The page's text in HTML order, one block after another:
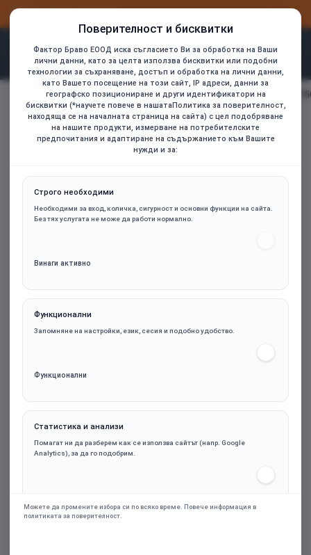
Поверителност и бисквитки
Фактор Браво ЕООД иска съгласието Ви за обработка на Ваши
лични данни, като за целта използва бисквитки или подобни
технологии за съхраняване, достъп и обработка на лични данни,
като Вашето посещение на този сайт, IP адреси, данни за
географско позициониране и други идентификатори на
бисквитки (*научете повече в нашатаПолитика за поверителност,
находяща се на началната страница на сайта) с цел подобряване
на нашите продукти, измерване на потребителските
предпочитания и адаптиране на съдържанието към Вашите
нужди и за:
Строго необходими
Необходими за вход, количка, сигурност и основни функции на сайта.
Без тях услугата не може да работи нормално.
Винаги активно
Функционални
Запомняне на настройки, език, сесия и подобно удобство.
Функционални
Статистика и анализи
Помагат ни да разберем как се използва сайтът (напр. Google
Analytics), за да го подобрим.
Можете да промените избора си по всяко време. Повече информация в
политиката за поверителност.
ВХОД
home
be quiet! захранване PSU ATX 3.1 Platinum - POWER ZONE 2
POWER ZONE 2 750W
114.84€ (224.60лв.)